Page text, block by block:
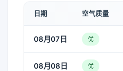
日期 空气质量
08月07日 优
08月08日 优